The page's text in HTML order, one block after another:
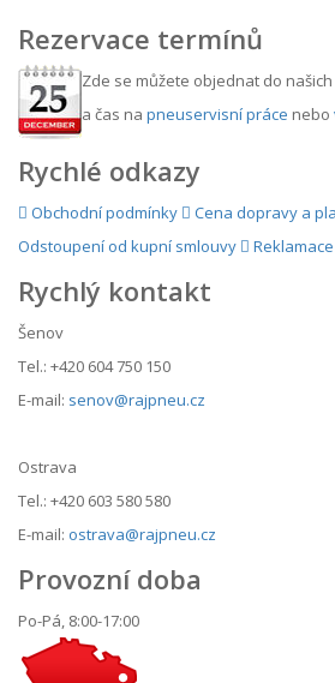
Rezervace termínů
Zde se můžete objednat do
a čas na pneuservisní práce nebo
Rychlé odkazy
Obchodní podmínky
Cena dopravy a
Odstoupení od kupní smlouvy
Reklamace
Rychlý kontakt
Šenov
Tel.: +420 604 750 150
E-mail: senov@rajpneu.cz
Ostrava
Tel.: +420 603 580 580
E-mail: ostrava@rajpneu.cz
Provozní doba
Po-Pá, 8:00-17:00